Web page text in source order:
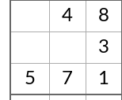
4
8
3
5
7 1